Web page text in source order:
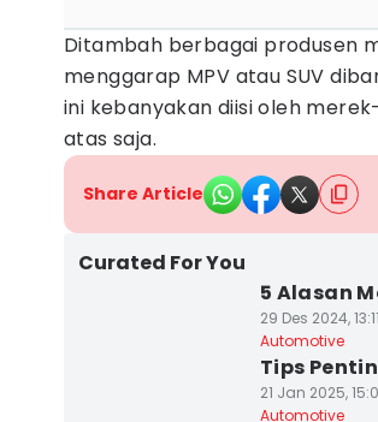
Ditambah berbagai produsen
menggarap MPV atau SUV
ini kebanyakan diisi oleh
atas saja.
Share Article
Curated For You
5 Alasan
29 Des 2024,
Automotive
Tips
21 Jan 2025,
Automotive